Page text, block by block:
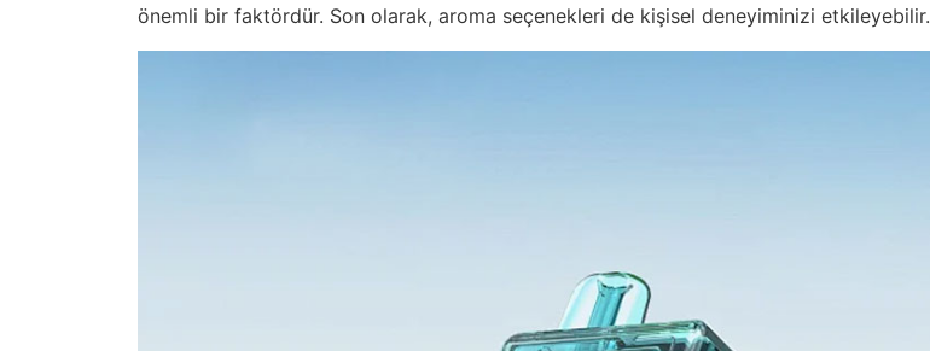
önemli bir faktördür. Son olarak, aroma seçenekleri de kişisel deneyiminizi etkileyebilir.